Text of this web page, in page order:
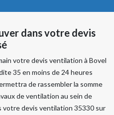
dans votre devis
votre devis ventilation à Bovel
35 en moins de 24 heures
de rassembler la somme
de ventilation au sein de
votre devis ventilation 35330 sur